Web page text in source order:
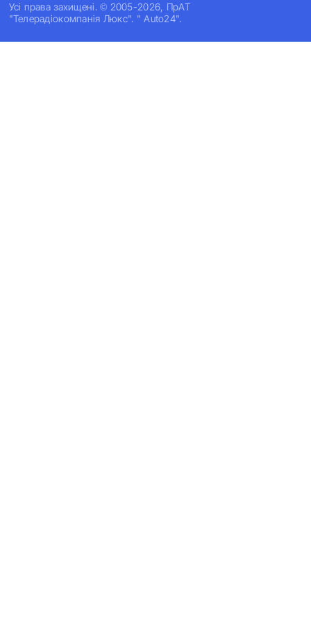
Усi права захищенi. © 2005-2026, ПрАТ
"Телерадіокомпанія Люкс". " Auto24".